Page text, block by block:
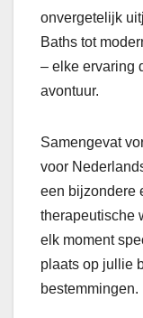
onvergetelijk
Baths tot
– elke ervaring
avontuur.
Samengevat
voor
een bijzondere
therapeutische
elk moment
plaats op jullie
bestemmingen.